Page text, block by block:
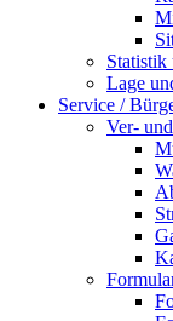
Statistik
Lage
Service /
Ver-